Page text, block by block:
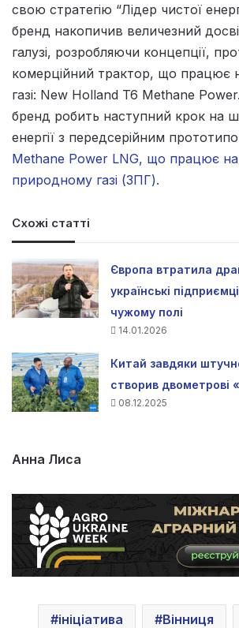
свою стратегію “Лідер чистої
бренд накопичив величезний
галузі, розробляючи концепції,
комерційний трактор, що працює
газі: New Holland T6 Methane
бренд робить наступний крок на
енергії з передсерійним
Methane Power LNG, що працює
природному газі (ЗПГ).
Схожі статті
Європа втратила
українські
чужому полі
14.01.2026
Китай завдяки
створив двометрові
08.12.2025
Анна Лиса
ініціатива Вінниця